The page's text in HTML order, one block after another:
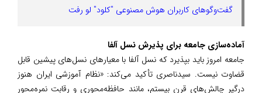
گفت‌وگوهای کاربران هوش مصنوعی "کلود" لو رفت
آماده‌سازی جامعه برای پذیرش نسل آلفا
جامعه امروز باید بپذیرد که نسل آلفا با معیارهای نسل‌های پیشین قابل
قضاوت نیست. سیدناصری تأکید می‌کند: «نظام آموزشی ایران هنوز
درگیر چالش‌های قرن بیستم، مانند حافظه‌محوری و رقابت نمره‌محور